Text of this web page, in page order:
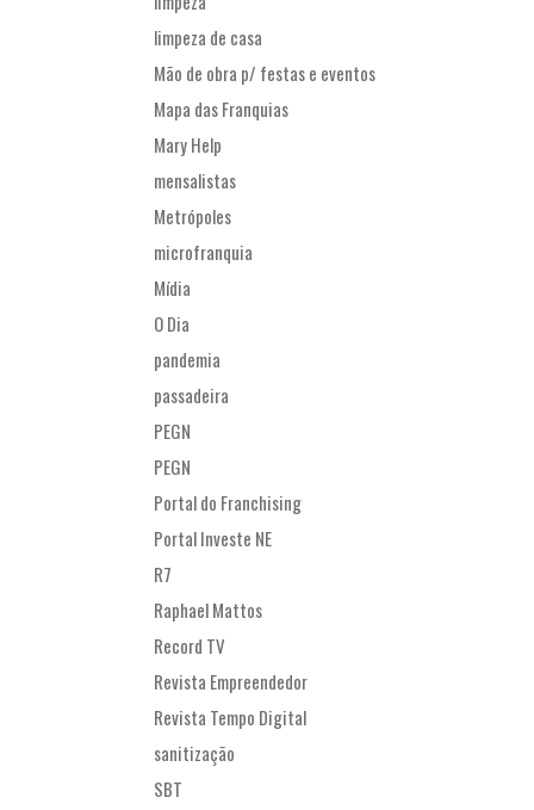
limpeza de casa
Mão de obra p/ festas e eventos
Mapa das Franquias
Mary Help
mensalistas
Metrópoles
microfranquia
Mídia
O Dia
pandemia
passadeira
PEGN
PEGN
Portal do Franchising
Portal Investe NE
R7
Raphael Mattos
Record TV
Revista Empreendedor
Revista Tempo Digital
sanitização
SBT